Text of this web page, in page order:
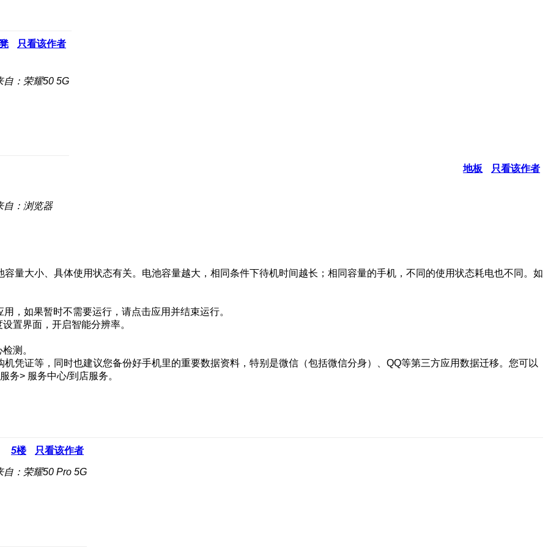
只看该作者
自：荣耀50 5G
地板 只看该作者
自：浏览器
量大小、具体使用状态有关。电池容量越大，相同条件下待机时间越长；相同容量的手机，不同的使用状态耗电也不同。如
，如果暂时不需要运行，请点击应用并结束运行。
置界面，开启智能分辨率。
测。
凭证等，同时也建议您备份好手机里的重要数据资料，特别是微信（包括微信分身）、QQ等第三方应用数据迁移。您可以
务> 服务中心/到店服务。
5楼 只看该作者
自：荣耀50 Pro 5G